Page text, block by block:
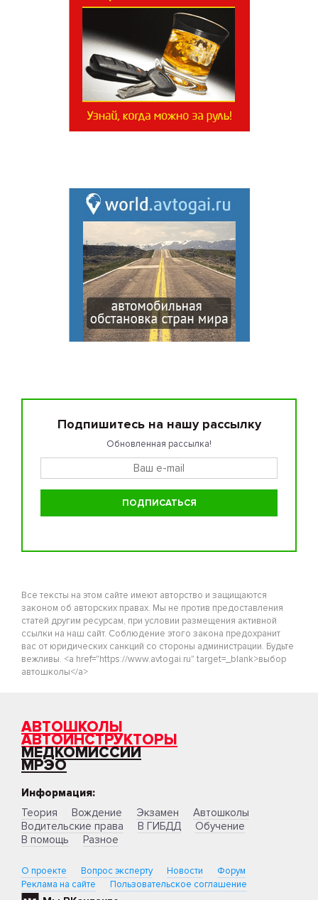
Подпишитесь на нашу рассылку
Обновленная рассылка!
Все тексты на этом сайте имеют авторство и защищаются
законом об авторских правах. Мы не против предоставления
статей другим ресурсам, при условии размещения активной
ссылки на наш сайт. Соблюдение этого закона предохранит
вас от юридических санкций со стороны администрации. Будьте
вежливы. <a href="https://www.avtogai.ru" target=_blank>выбор
автошколы</a>
АВТОШКОЛЫ
АВТОИНСТРУКТОРЫ
МЕДКОМИССИИ
МРЭО
Информация:
Теория
Вождение Экзамен
Автошколы
Водительские права
В ГИБДД
Обучение
В помощь
Разное
О проекте Вопрос эксперту Новости
Форум
Реклама на сайте
Пользовательское соглашение